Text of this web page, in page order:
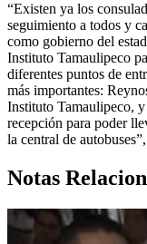
“Existen ya los
seguimiento a todos y
como gobierno del
Instituto Tamaulipeco
diferentes puntos de
más importantes:
Instituto Tamaulipeco,
recepción para poder
la central de
Notas